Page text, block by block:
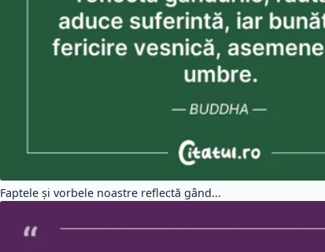
Faptele și vorbele noastre reflectă gând...